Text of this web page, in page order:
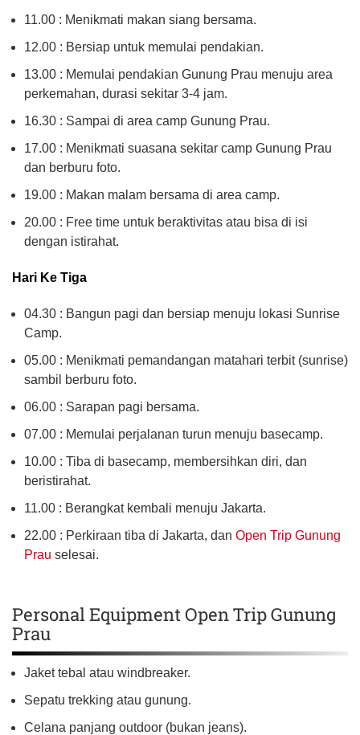
11.00 : Menikmati makan siang bersama.
12.00 : Bersiap untuk memulai pendakian.
13.00 : Memulai pendakian Gunung Prau menuju area
perkemahan, durasi sekitar 3-4 jam.
16.30 : Sampai di area camp Gunung Prau.
17.00 : Menikmati suasana sekitar camp Gunung Prau
dan berburu foto.
19.00 : Makan malam bersama di area camp.
20.00 : Free time untuk beraktivitas atau bisa di isi
dengan istirahat.
Hari Ke Tiga
04.30 : Bangun pagi dan bersiap menuju lokasi Sunrise
Camp.
05.00 : Menikmati pemandangan matahari terbit (sunrise)
sambil berburu foto.
06.00 : Sarapan pagi bersama.
07.00 : Memulai perjalanan turun menuju basecamp.
10.00 : Tiba di basecamp, membersihkan diri, dan
beristirahat.
11.00 : Berangkat kembali menuju Jakarta.
22.00 : Perkiraan tiba di Jakarta, dan Open Trip Gunung
Prau selesai.
Personal Equipment Open Trip Gunung
Prau
Jaket tebal atau windbreaker.
Sepatu trekking atau gunung.
Celana panjang outdoor (bukan jeans).